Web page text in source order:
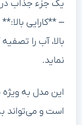
یک جزء جذاب در
– **کارایی
بالا، آب را
نماید.
این مدل به
است و می‌تواند